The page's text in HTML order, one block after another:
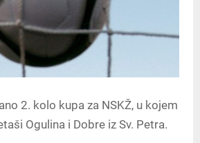
2. kolo kupa za NSKŽ, u kojem
Ogulina i Dobre iz Sv. Petra.